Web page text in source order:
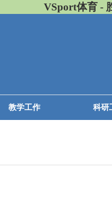
VSport体育 -
教学工作 科研